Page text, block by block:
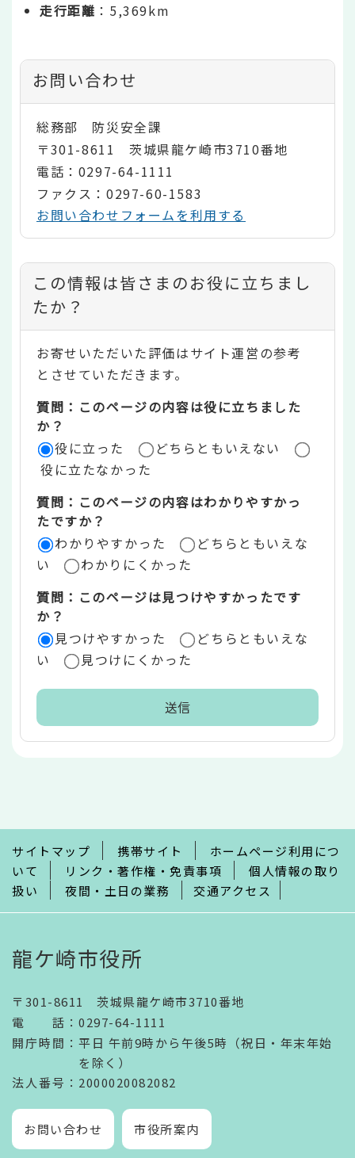
走行距離 ：5,369km
お問い合わせ
総務部 防災安全課
〒301-8611 茨城県龍ケ崎市3710番地
電話：0297-64-1111
ファクス：0297-60-1583
お問い合わせフォームを利用する
コ
ン
テ
ン
ツ
評
価
リ
ア
この情報は皆さまのお役に立ちまし
たか？
お寄せいただいた評価はサイト運営の参考
とさせていただきます。
質問：このページの内容は役に立ちました
か？
役に立った
どちらともいえない
役に立たなかった
質問：このページの内容はわかりやすかっ
たですか？
わかりやすかった
どちらともいえな
い
わかりにくかった
質問：このページは見つけやすかったです
か？
見つけやすかった
どちらともいえな
い
見つけにくかった
で
サイトマップ 携帯サイト
ホームページ利用につ
いて
リンク・著作権・免責事項
個人情報の取り
扱い
夜間・土日の業務 交通アクセス
龍ケ崎市役所
〒301-8611 茨城県龍ケ崎市3710番地
電話 ： 0297-64-1111
開庁時間 ： 平日 午前9時から午後5時（祝日・年末年始
を除く）
法人番号 ：2000020082082
お問い合わせ 市役所案内